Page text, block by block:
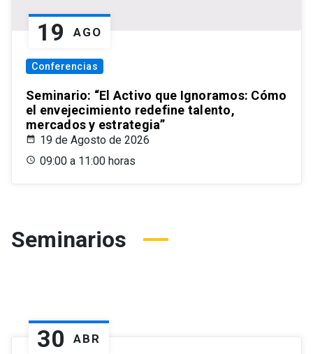
19 AGO
Conferencias
Seminario: “El Activo que Ignoramos: Cómo
el envejecimiento redefine talento,
mercados y estrategia”
19 de Agosto de 2026
09:00 a 11:00 horas
Seminarios
30 ABR